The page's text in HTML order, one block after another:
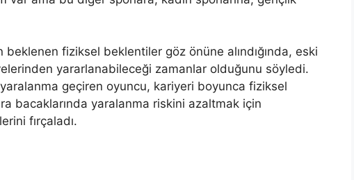
fiziksel beklentiler göz önüne alındığında, eski
yararlanabileceği zamanlar olduğunu söyledi.
geçiren oyuncu, kariyeri boyunca fiziksel
bacaklarında yaralanma riskini azaltmak için
fırçaladı.